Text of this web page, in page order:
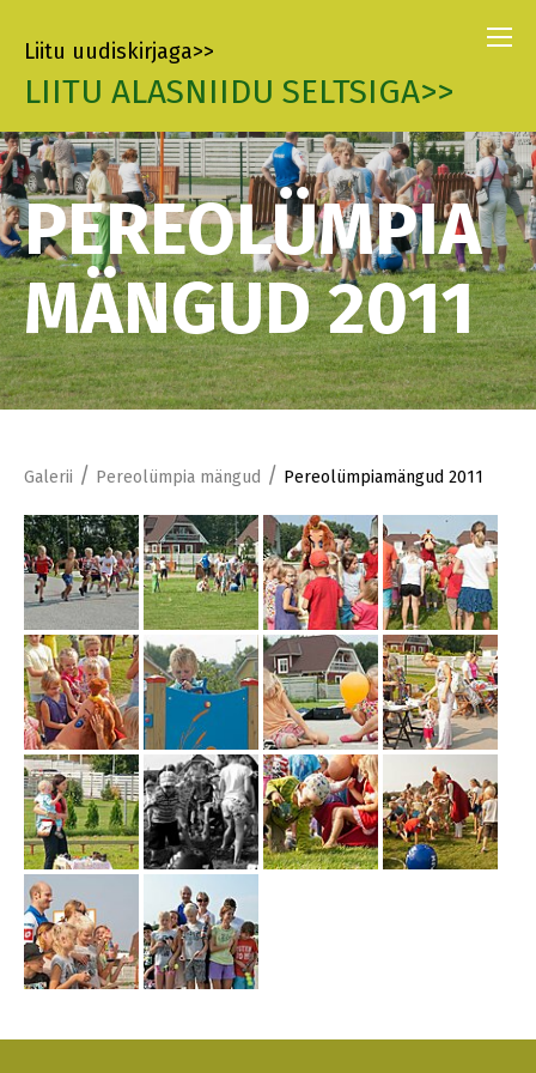
Liitu uudiskirjaga>>
LIITU ALASNIIDU SELTSIGA>>
PEREOLÜMPIA
MÄNGUD 2011
Galerii / Pereolümpia mängud / Pereolümpiamängud 2011